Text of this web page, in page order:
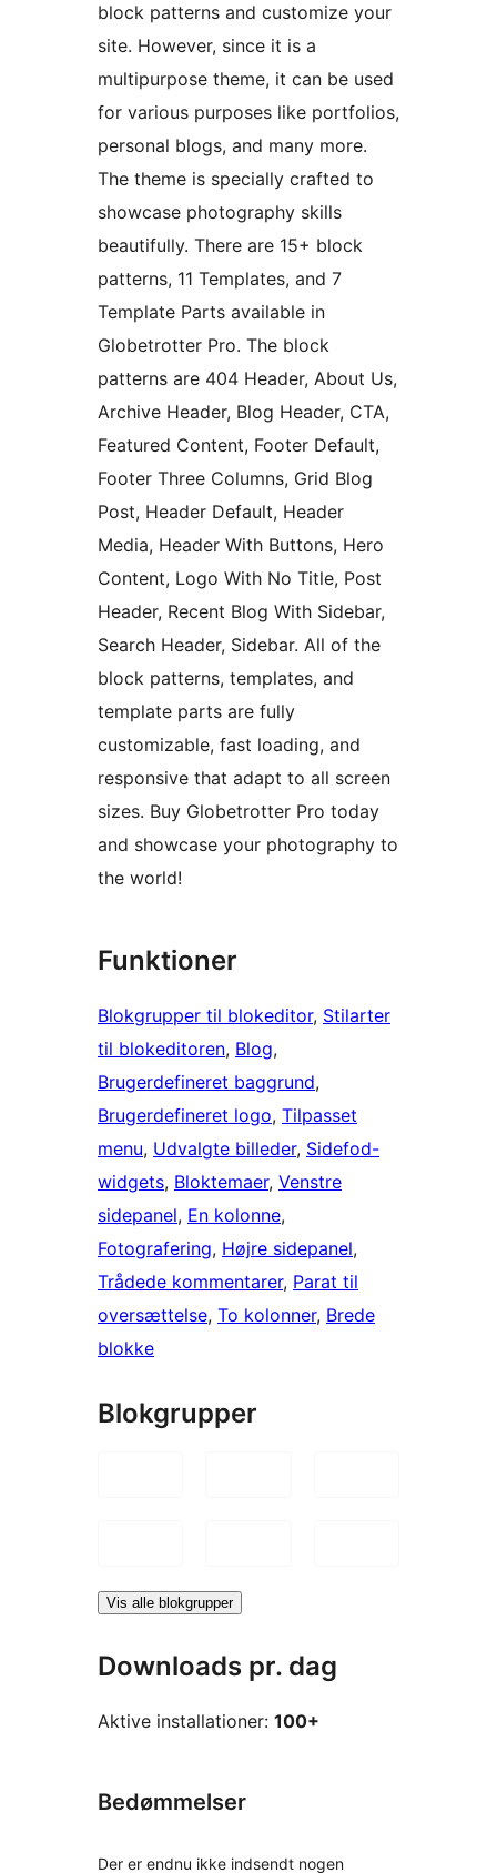
block patterns and customize your
site. However, since it is a
multipurpose theme, it can be used
for various purposes like portfolios,
personal blogs, and many more.
The theme is specially crafted to
showcase photography skills
beautifully. There are 15+ block
patterns, 11 Templates, and 7
Template Parts available in
Globetrotter Pro. The block
patterns are 404 Header, About Us,
Archive Header, Blog Header, CTA,
Featured Content, Footer Default,
Footer Three Columns, Grid Blog
Post, Header Default, Header
Media, Header With Buttons, Hero
Content, Logo With No Title, Post
Header, Recent Blog With Sidebar,
Search Header, Sidebar. All of the
block patterns, templates, and
template parts are fully
customizable, fast loading, and
responsive that adapt to all screen
sizes. Buy Globetrotter Pro today
and showcase your photography to
the world!
Funktioner
Blokgrupper til blokeditor, Stilarter
til blokeditoren, Blog
Brugerdefineret baggrund
Brugerdefineret logo, Tilpasset
menu, Udvalgte billeder, Sidefod-
widgets, Bloktemaer, Venstre
sidepanel, En kolonne
Fotografering, Højre sidepanel
Trådede kommentarer, Parat til
oversættelse, To kolonner, Brede
blokke
Blokgrupper
Vis alle blokgrupper
Downloads pr. dag
Aktive installationer: 100+
Bedømmelser
Der er endnu ikke indsendt nogen